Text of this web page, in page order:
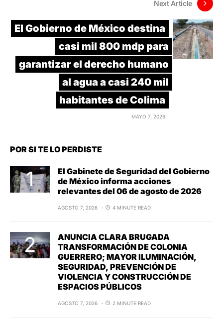
Next Article
El Gobierno de México destina
casi mil 800 mdp para
garantizar el derecho humano
al agua a casi 240 mil
habitantes de Colima
MAYO 7, 2026
POR SI TE LO PERDISTE
El Gabinete de Seguridad del Gobierno
de México informa acciones
relevantes del 06 de agosto de 2026
AGOSTO 7, 2026 4 MINUTE READ
ANUNCIA CLARA BRUGADA
TRANSFORMACIÓN DE COLONIA
GUERRERO; MAYOR ILUMINACIÓN,
SEGURIDAD, PREVENCIÓN DE
VIOLENCIA Y CONSTRUCCIÓN DE
ESPACIOS PÚBLICOS
AGOSTO 7, 2026 2 MINUTE READ